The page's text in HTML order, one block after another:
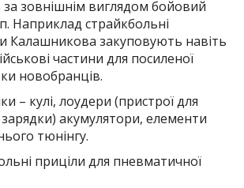
за зовнішнім виглядом бойовий
Наприклад страйкбольні
Калашникова закуповують навіть
частини для посиленої
новобранців.
– кулі, лоудери (пристрої для
акумулятори, елементи
тюнінгу.
приціли для пневматичної